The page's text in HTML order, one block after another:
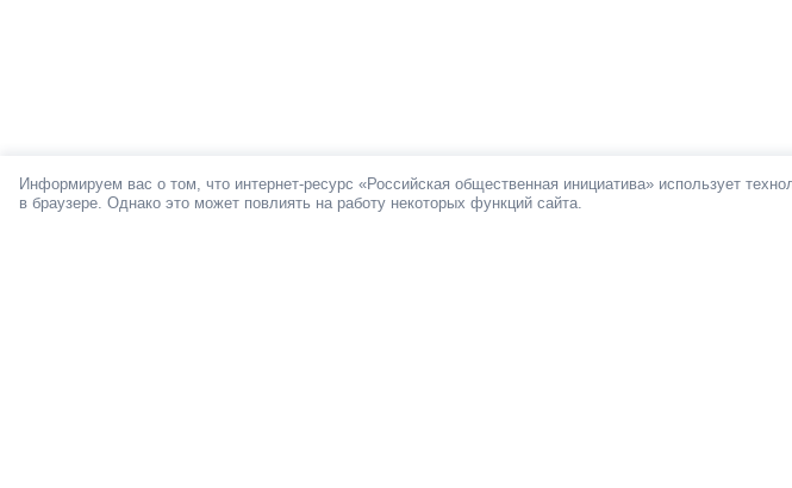
Информируем вас о том, что интернет-ресурс «Российская общественная инициатива» использует
в браузере. Однако это может повлиять на работу некоторых функций сайта.